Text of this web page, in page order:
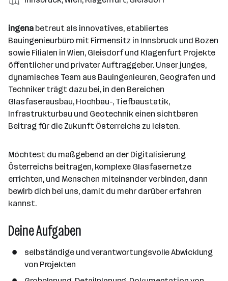
n
l
l
e
r
e
l
l
e
n
e
t
g
e
b
e
r
t
r
b
e
i
t
e
r
*
i
n
e
n
a
n
a
a
n
d
o
r
t
e
ingena betreut als innovatives, etabliertes
Bauingenieurbüro mit Firmensitz in Innsbruck und Bozen
sowie Filialen in Wien, Gleisdorf und Klagenfurt Projekte
öffentlicher und privater Auftraggeber. Unser junges,
dynamisches Team aus Bauingenieuren, Geografen und
Techniker trägt dazu bei, in den Bereichen
Glasfaserausbau, Hochbau-, Tiefbaustatik,
Infrastrukturbau und Geotechnik einen sichtbaren
Beitrag für die Zukunft Österreichs zu leisten.
Möchtest du maßgebend an der Digitalisierung
Österreichs beitragen, komplexe Glasfasernetze
errichten, und Menschen miteinander verbinden, dann
bewirb dich bei uns, damit du mehr darüber erfahren
kannst.
Deine Aufgaben
selbständige und verantwortungsvolle Abwicklung
von Projekten